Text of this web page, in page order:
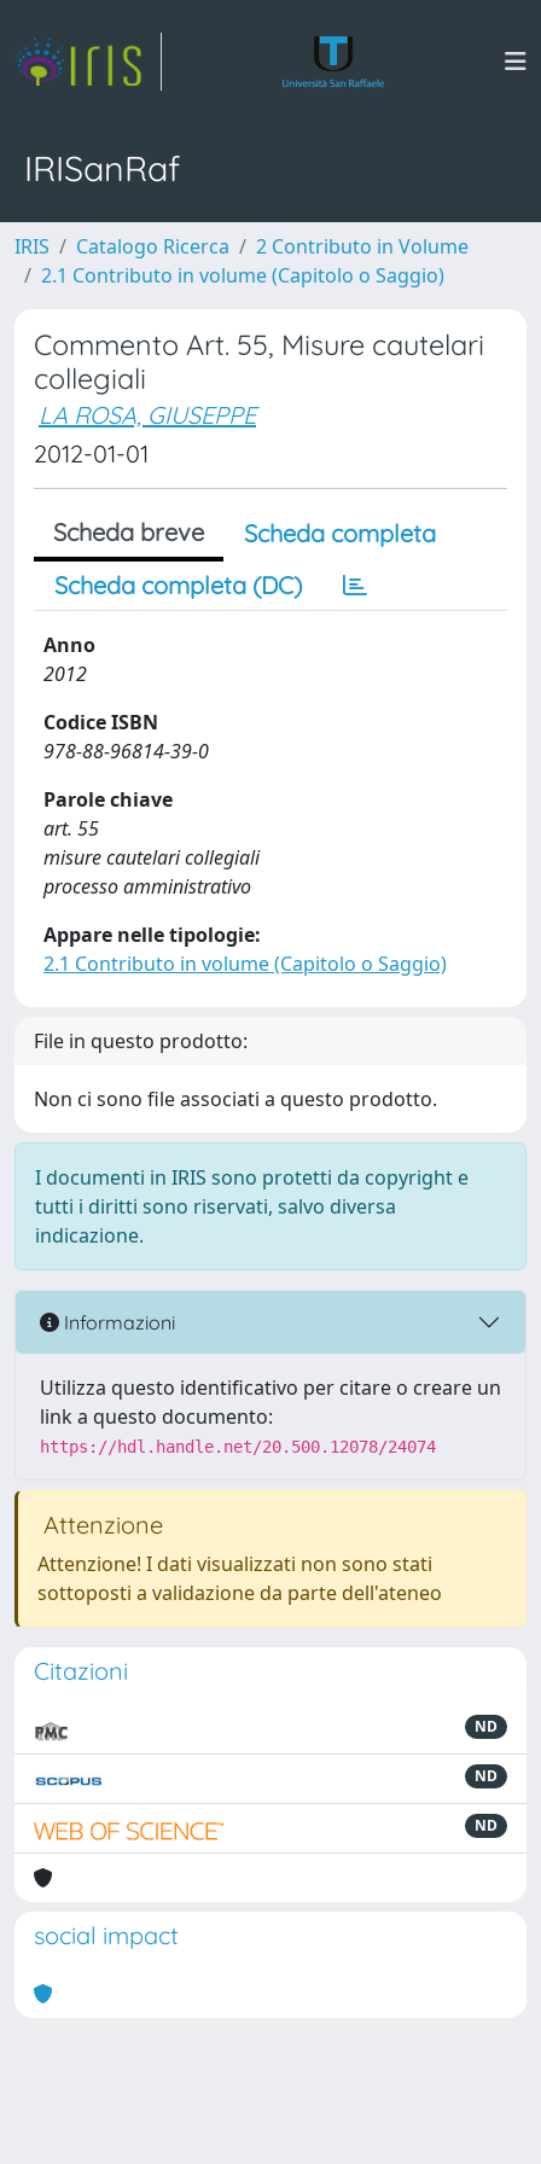
IRISanRaf
IRIS Catalogo Ricerca
2 Contributo in Volume
2.1 Contributo in volume (Capitolo o Saggio)
Commento Art. 55, Misure cautelari
collegiali
LA ROSA, GIUSEPPE
2012-01-01
Scheda breve
Scheda completa
Scheda completa (DC)
Anno
2012
Codice ISBN
978-88-96814-39-0
Parole chiave
art. 55
misure cautelari collegiali
processo amministrativo
Appare nelle tipologie:
2.1 Contributo in volume (Capitolo o Saggio)
File in questo prodotto:
Non ci sono file associati a questo prodotto.
I documenti in IRIS sono protetti da copyright e
tutti i diritti sono riservati, salvo diversa
indicazione.
Informazioni
Utilizza questo identificativo per citare o creare un
link a questo documento:
https://hdl.handle.net/20.500.12078/24074
Attenzione
Attenzione! I dati visualizzati non sono stati
sottoposti a validazione da parte dell'ateneo
Citazioni
ND
ND
ND
social impact